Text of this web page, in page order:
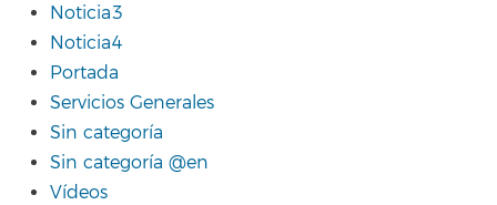
Noticia3
Noticia4
Portada
Servicios Generales
Sin categoría
Sin categoría @en
Vídeos